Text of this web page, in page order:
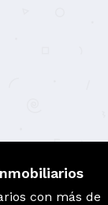
con más de